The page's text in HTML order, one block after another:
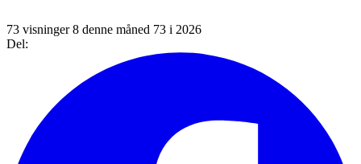
73 visninger8 denne måned 73 i 2026
Del: